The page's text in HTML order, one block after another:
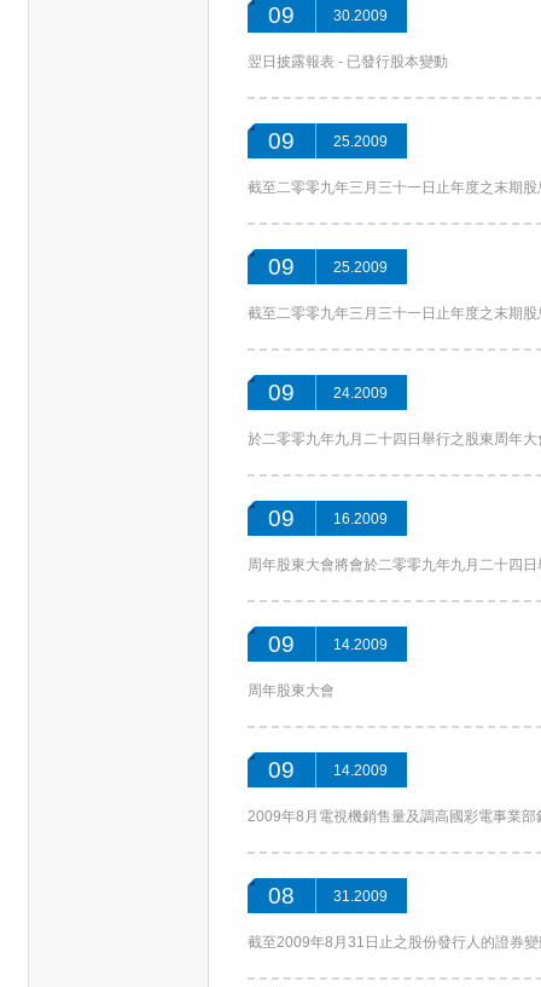
09 30.2009
翌日披露報表 - 已發行股本變動
09 25.2009
截至二零零九年三月三十一日止年度之末期
09 25.2009
截至二零零九年三月三十一日止年度之末期
09 24.2009
於二零零九年九月二十四日舉行之股東周年
09 16.2009
周年股東大會將會於二零零九年九月二十四日
09 14.2009
周年股東大會
09 14.2009
2009年8月電視機銷售量及調高國彩電事業部
08 31.2009
截至2009年8月31日止之股份發行人的證券